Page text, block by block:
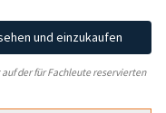
und einzukaufen
der für Fachleute reservierten